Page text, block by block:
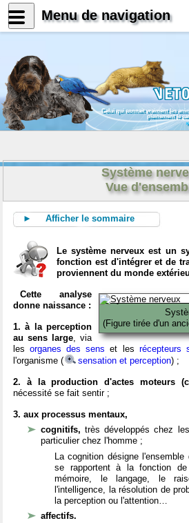
Celui qui connait vraiment les
pleinement le
Système
Vue
► Afficher le sommaire
Le système nerveux est un
fonction est d'intégrer et de
proviennent du monde
(Figure tirée d'un
Cette analyse
donne naissance :
1. à la perception
au sens large, via
lesorganes des sens et les récepteurs
l'organisme (
sensation et perception) ;
2. à la production d'actes moteurs
nécessité se fait sentir ;
3. aux processus mentaux,
cognitifs,très développés chez
particulier chez l'homme ;
La cognition désigne
se rapportent à la fonction
mémoire, le langage, le
l'intelligence, la résolution de
la perception ou l'attention…
affectifs.
Menu de navigation